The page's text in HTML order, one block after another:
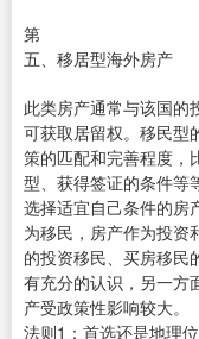
第
五、移居型海外房产
此类房产通常与该国的
可获取居留权。移民型
策的匹配和完善程度，
型、获得签证的条件等
选择适宜自己条件的房
为移民，房产作为投资
的投资移民、买房移民
有充分的认识，另一方
产受政策性影响较大。
法则1：首选还是地理